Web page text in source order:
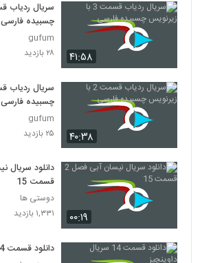
۴۱:۵۸
چسبیده فارسی
gufum
۲۸ بازدید
۴۰:۳۸
چسبیده فارسی
gufum
۲۵ بازدید
۰۰:۱۹
قسمت 15
دوستی ها
۱,۳۳۱ بازدید
دانلود قسمت 14 سریال داوینچیز